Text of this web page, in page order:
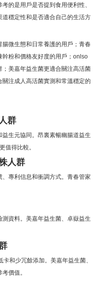
的是用戶是否提到食用便利性、
穩定性和是否適合自己的生活方
微生態和日常養護的用戶；青春
粉和價格友好度的用戶；onlso
美嘉年益生菌更適合關注高活菌
注成人高活菌實測和常溫穩定的
群
生元協同。昂裏素暢幽腸道益生
值得比較。
人群
專利信息和衝調方式。青春管家
資料。美嘉年益生菌、卓嶽益生
和少冗餘添加。美嘉年益生菌、
價值。